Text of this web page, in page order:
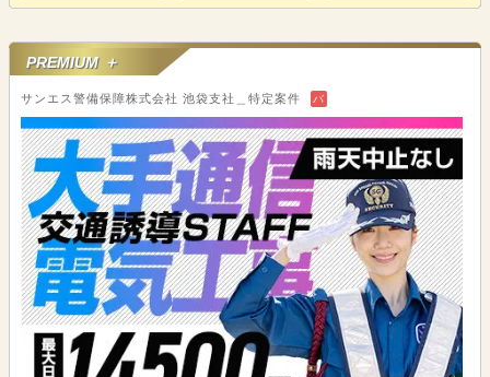
PREMIUM ＋
サンエス警備保障株式会社 池袋支社＿特定案件 バ